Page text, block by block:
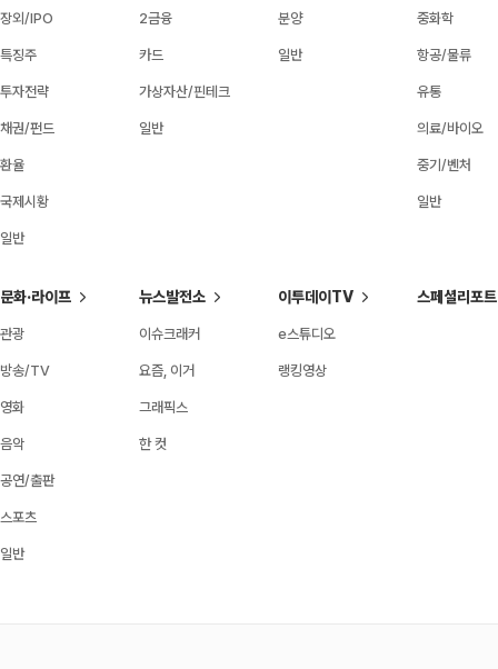
장외/IPO
특징주
투자전략
채권/펀드
환율
국제시황
일반
2금융
카드
가상자산/핀테크
일반
분양
일반
중화학
항공/물류
유통
의료/바이오
중기/벤처
일반
문화·라이프
관광
방송/TV
영화
음악
공연/출판
스포츠
일반
뉴스발전소
이슈크래커
요즘, 이거
그래픽스
한 컷
이투데이TV
e스튜디오
랭킹영상
스페셜리포트